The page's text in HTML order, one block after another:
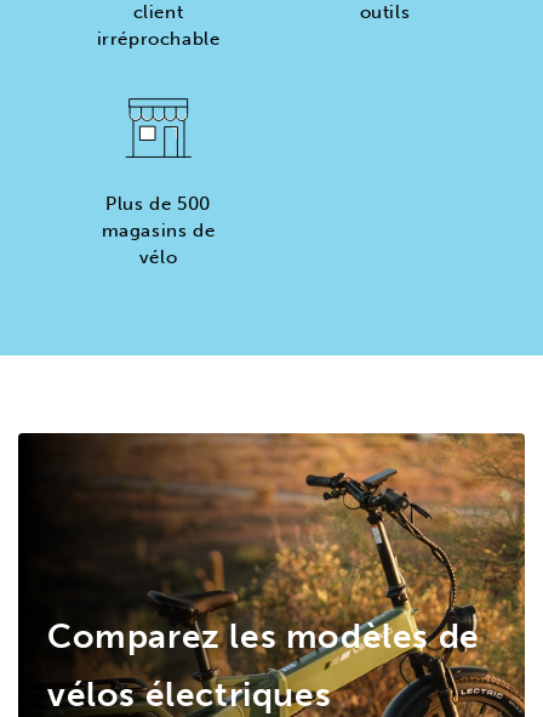
client
irréprochable
outils
Plus de 500
magasins de
vélo
Comparez les modèles de
vélos électriques